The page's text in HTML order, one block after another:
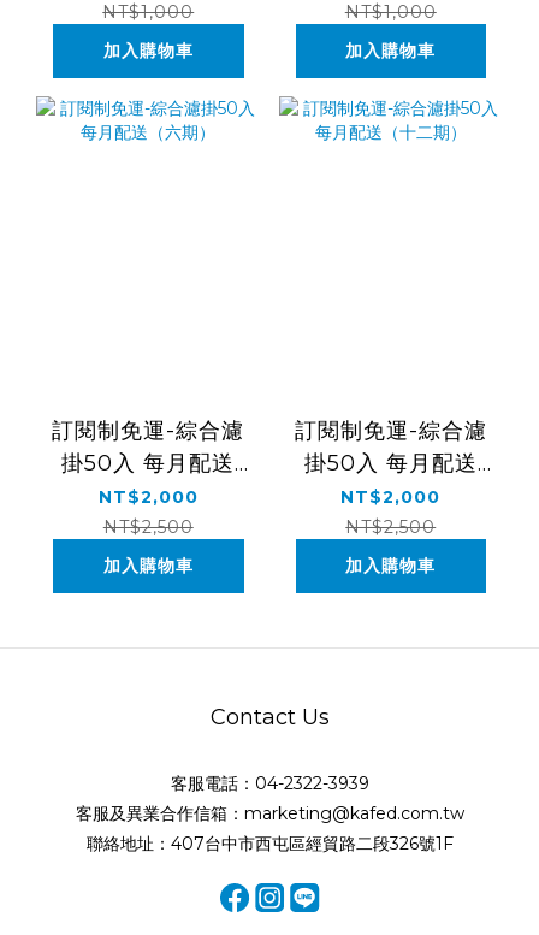
NT$1,000
加入購物車
NT$1,000
加入購物車
訂閱制免運-綜合濾
掛50入 每月配送
（六期）
NT$2,000
NT$2,500
加入購物車
訂閱制免運-綜合濾
掛50入 每月配送
（十二期）
NT$2,000
NT$2,500
加入購物車
Contact Us
客服電話：04-2322-3939
客服及異業合作信箱：marketing@kafed.com.tw
聯絡地址：407台中市西屯區經貿路二段326號1F